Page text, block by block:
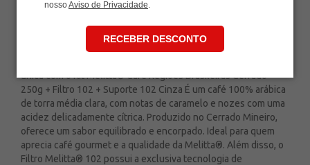
nossoAviso de Privacidade.
RECEBER DESCONTO
Kit Melitta® Café Regiões Brasileiras Cerrado 250g + Filtro 102
única com o Kit Melitta® Café Regiões Brasileiras Cerrado
250g + Filtro 102 + Suporte 102 Cinza É um café 100% arábica
de torra média clara, com notas de caramelo e nozes com uma
acidez delicadamente cítrica. Produzido no Cerrado Mineiro,
oferece um sabor equilibrado e encorpado. Ideal para quem
aprecia café gourmet e a qualidade da Melitta®. Além disso, o
Filtro Melitta® 102 possui a exclusiva tecnologia de